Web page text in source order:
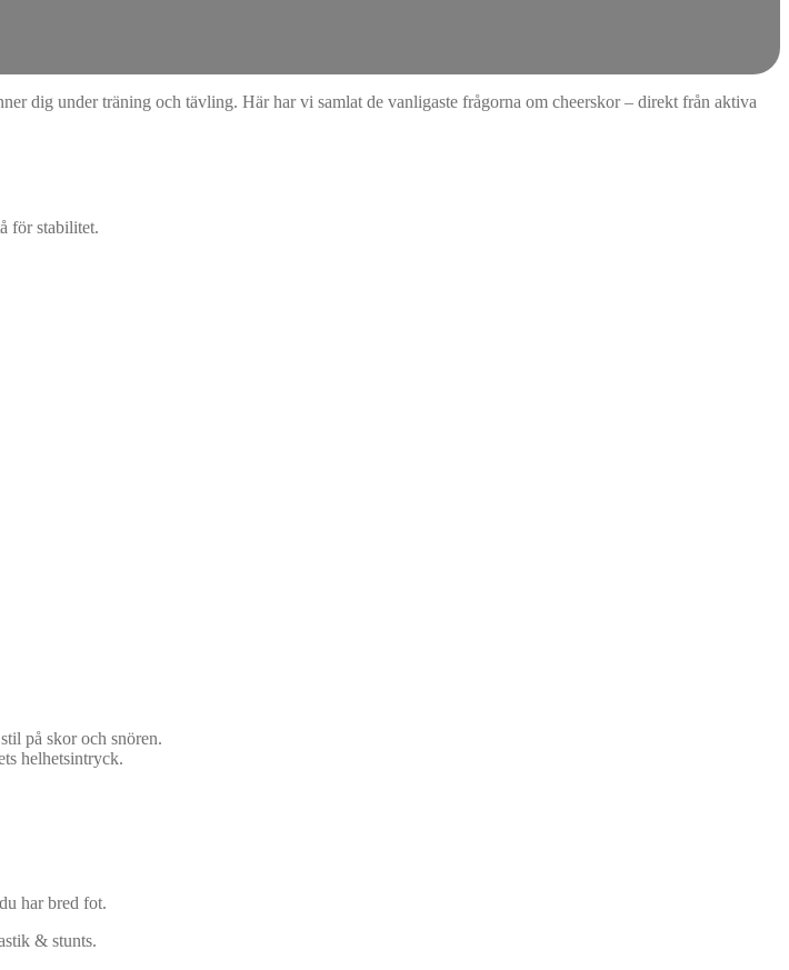
dig under träning och tävling. Här har vi samlat de vanligaste frågorna om cheerskor – direkt från aktiva
för stabilitet.
på skor och snören.
helhetsintryck.
har bred fot.
& stunts.